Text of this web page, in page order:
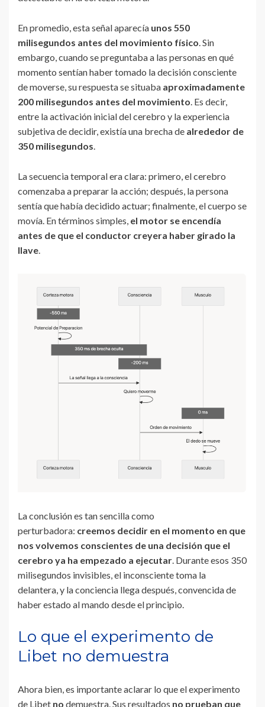
En promedio, esta señal aparecía unos 550
milisegundos antes del movimiento físico . Sin
embargo, cuando se preguntaba a las personas en qué
momento sentían haber tomado la decisión consciente
de moverse, su respuesta se situaba aproximadamente
200 milisegundos antes del movimiento . Es decir,
entre la activación inicial del cerebro y la experiencia
subjetiva de decidir, existía una brecha de alrededor de
350 milisegundos
La secuencia temporal era clara: primero, el cerebro
comenzaba a preparar la acción; después, la persona
sentía que había decidido actuar; finalmente, el cuerpo se
movía. En términos simples, el motor se encendía
antes de que el conductor creyera haber girado la
llave
La conclusión es tan sencilla como
perturbadora: creemos decidir en el momento en que
nos volvemos conscientes de una decisión que el
cerebro ya ha empezado a ejecutar. Durante esos 350
milisegundos invisibles, el inconsciente toma la
delantera, y la conciencia llega después, convencida de
haber estado al mando desde el principio.
Lo que el experimento de
Libet no demuestra
Ahora bien, es importante aclarar lo que el experimento
de Libet no demuestra. Sus resultados no prueban que